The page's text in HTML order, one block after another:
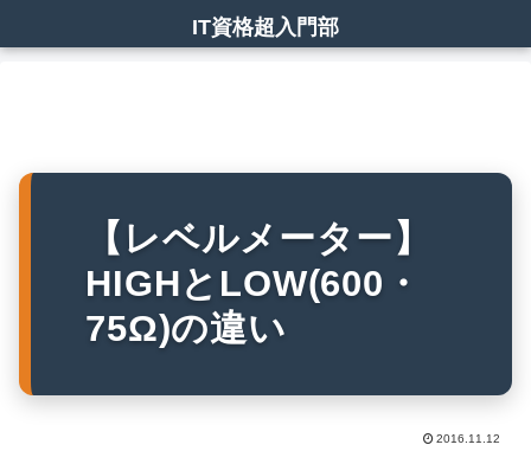
IT資格超入門部
【レベルメーター】
HIGHとLOW(600・
75Ω)の違い
2016.11.12